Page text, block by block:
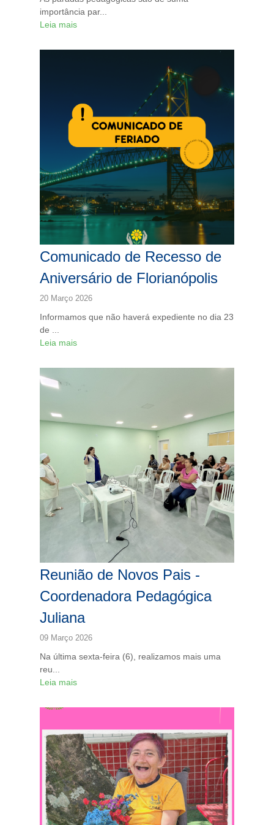
importância par...
Leia mais
Comunicado de Recesso de
Aniversário de Florianópolis
20 Março 2026
Informamos que não haverá expediente no dia 23
de ...
Leia mais
Reunião de Novos Pais -
Coordenadora Pedagógica
Juliana
09 Março 2026
Na última sexta-feira (6), realizamos mais uma
reu...
Leia mais